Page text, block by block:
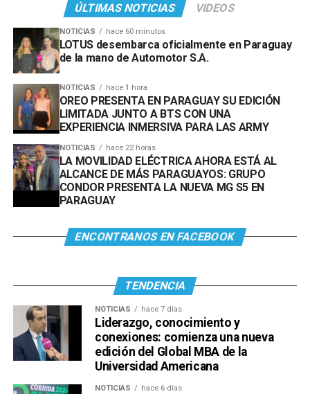
ÚLTIMAS NOTICIAS VIDEOS
NOTICIAS hace 60 minutos
LOTUS desembarca oficialmente en Paraguay
de la mano de Automotor S.A.
NOTICIAS hace 1 hora
OREO PRESENTA EN PARAGUAY SU EDICIÓN
LIMITADA JUNTO A BTS CON UNA
EXPERIENCIA INMERSIVA PARA LAS ARMY
NOTICIAS hace 22 horas
LA MOVILIDAD ELÉCTRICA AHORA ESTÁ AL
ALCANCE DE MÁS PARAGUAYOS: GRUPO
CONDOR PRESENTA LA NUEVA MG S5 EN
PARAGUAY
ENCONTRANOS EN FACEBOOK
TENDENCIA
NOTICIAS hace 7 días
Liderazgo, conocimiento y
conexiones: comienza una nueva
edición del Global MBA de la
Universidad Americana
NOTICIAS hace 6 días